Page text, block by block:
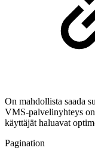
On mahdollista saada
VMS-palvelinyhteys
käyttäjät haluavat
Pagination